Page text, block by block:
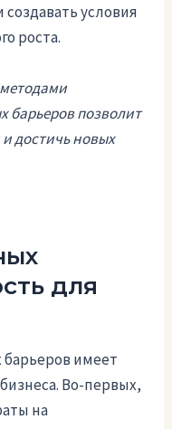
условия
роста.
барьеров позволит
и достичь новых
для
имеет
Во-первых,
на